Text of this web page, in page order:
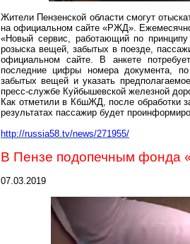
Жители Пензенской области смогут
на официальном сайте «РЖД».
«Новый сервис, работающий по принципу
розыска вещей, забытых в поезде,
официальном сайте. В анкете
последние цифры номера документа,
забытых вещей и указать
пресс-службе Куйбышевской железной
Как отметили в КбшЖД, после обработки
результатах пассажир будет
http://russia58.tv/news/271955/
В Пензе подопечным фонда
07.03.2019